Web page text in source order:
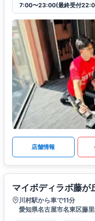
7:00〜23:00(最終受付
店舗情報
マイボディラボ藤が
川村駅から車で11分
愛知県名古屋市名東区藤